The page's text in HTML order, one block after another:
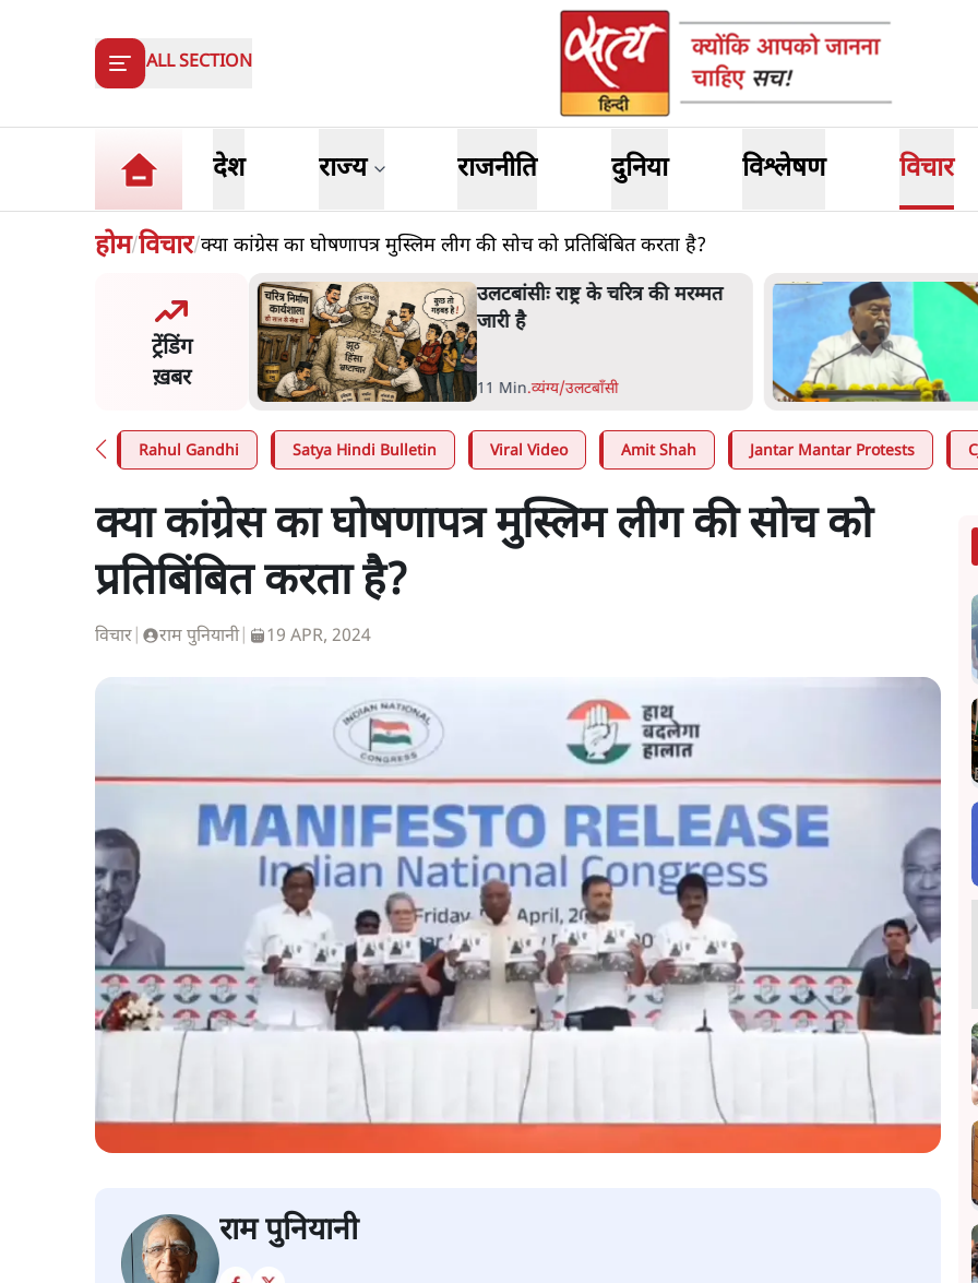
ALL SECTION
देश राज्य राजनीति दुनिया विश्लेषण विचार
होम/विचार/क्या कांग्रेस का घोषणापत्र मुस्लिम लीग की सोच को प्रतिबिंबित करता है?
ट्रेंडिंग
ख़बर
2.32 करोड़ रोज़ाना खर्चः
ने विज्ञापनों पर उड़ाने में
को भी पीछे छोड़ा
उलटबांसीः राष्ट्र के चरित्र की मरम्मत
जारी है
11 Min.व्यंग्य/उलटबाँसी
Rahul Gandhi Satya Hindi Bulletin Viral Video Amit Shah Jantar Mantar Protests
क्या कांग्रेस का घोषणापत्र मुस्लिम लीग की सोच को
प्रतिबिंबित करता है?
विचार राम पुनियानी| 19 APR, 2024
राम पुनियानी